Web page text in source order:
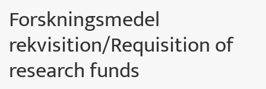
Forskningsmedel
rekvisition/Requisition of
research funds